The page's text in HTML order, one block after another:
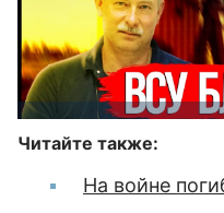
Читайте также:
На войне